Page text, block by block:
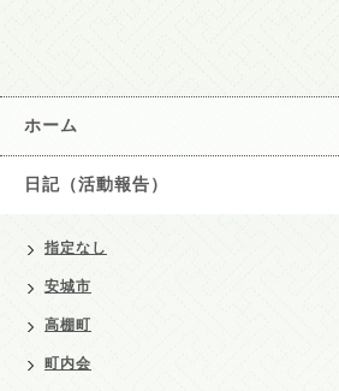
ホーム
日記（活動報告）
指定なし
安城市
高棚町
町内会